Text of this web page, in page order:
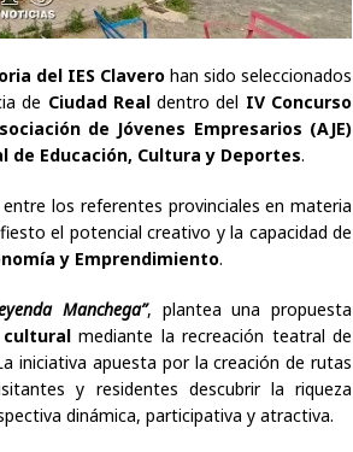
del IES Claverohan sido seleccionados
de Ciudad Realdentro del IV Concurso
de Jóvenes Empresarios (AJE)
de Educación, Cultura y Deportes.
los referentes provinciales en materia
el potencial creativo y la capacidad de
y Emprendimiento.
Manchega”, plantea una propuesta
mediante la recreación teatral de
iniciativa apuesta por la creación de rutas
y residentes descubrir la riqueza
dinámica, participativa y atractiva.